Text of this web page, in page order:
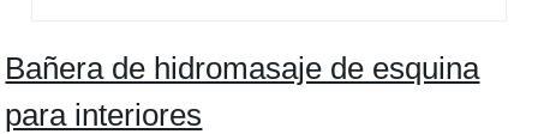
Bañera de hidromasaje de esquina
para interiores